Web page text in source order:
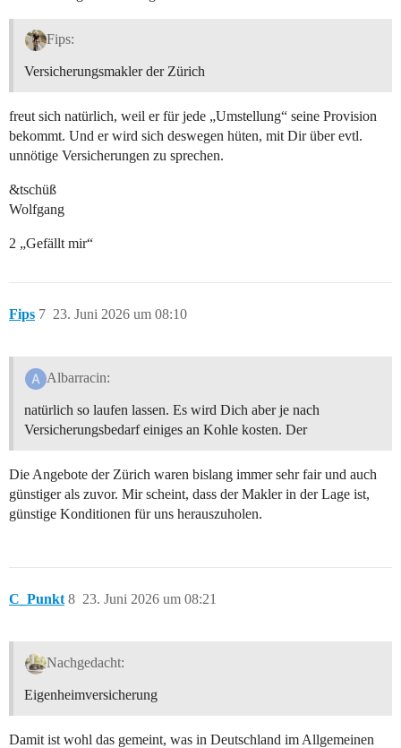
Fips:
Versicherungsmakler der Zürich
freut sich natürlich, weil er für jede „Umstellung“ seine Provision
bekommt. Und er wird sich deswegen hüten, mit Dir über evtl.
unnötige Versicherungen zu sprechen.
&tschüß
Wolfgang
2 „Gefällt mir“
Fips 23. Juni 2026 um 08:10
7
Albarracin:
natürlich so laufen lassen. Es wird Dich aber je nach
Versicherungsbedarf einiges an Kohle kosten. Der
Die Angebote der Zürich waren bislang immer sehr fair und auch
günstiger als zuvor. Mir scheint, dass der Makler in der Lage ist,
günstige Konditionen für uns herauszuholen.
C_Punkt 23. Juni 2026 um 08:21
8
Nachgedacht:
Eigenheimversicherung
Damit ist wohl das gemeint, was in Deutschland im Allgemeinen